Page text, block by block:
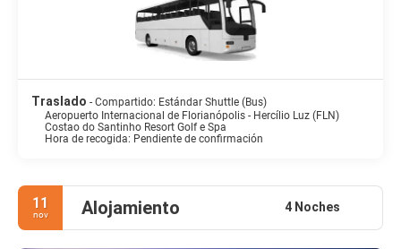
Traslado - Compartido: Estándar Shuttle (Bus)
Aeropuerto Internacional de Florianópolis - Hercílio Luz (FLN)
Costao do Santinho Resort Golf e Spa
Hora de recogida: Pendiente de confirmación
11
nov Alojamiento 4 Noches